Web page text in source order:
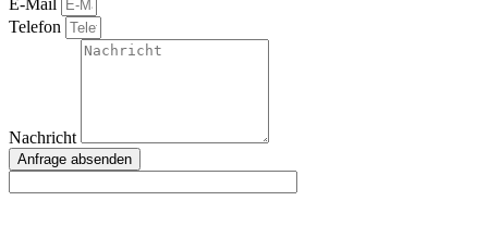
Telefon
Nachricht
Anfrage absenden